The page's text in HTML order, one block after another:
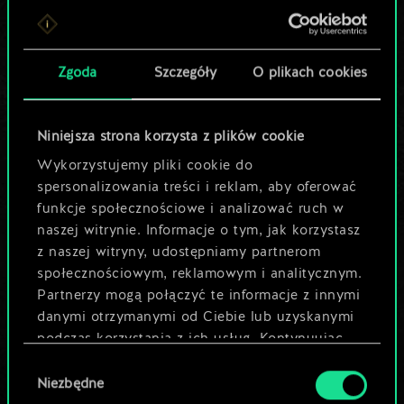
Zgoda Szczegóły O plikach cookies
Niniejsza strona korzysta z plików cookie
Wykorzystujemy pliki cookie do
spersonalizowania treści i reklam, aby oferować
funkcje społecznościowe i analizować ruch w
naszej witrynie. Informacje o tym, jak korzystasz
z naszej witryny, udostępniamy partnerom
społecznościowym, reklamowym i analitycznym.
Partnerzy mogą połączyć te informacje z innymi
danymi otrzymanymi od Ciebie lub uzyskanymi
podczas korzystania z ich usług. Kontynuując
używanie plików cookie.
zgody
Niezbędne
Lubisz grać tą talią?
Pomóż społeczności
odkryć jej
potencjał!
Nazwij talię i opisz swoją strategię
Edytuj talię
LUB